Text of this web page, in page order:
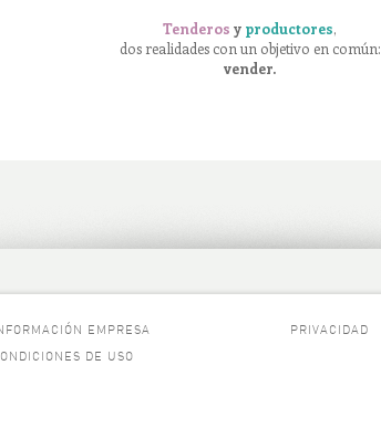
Tenderos y productores,
dos realidades con un objetivo en común:
vender.
EMPRESA
DE USO
PRIVACIDAD